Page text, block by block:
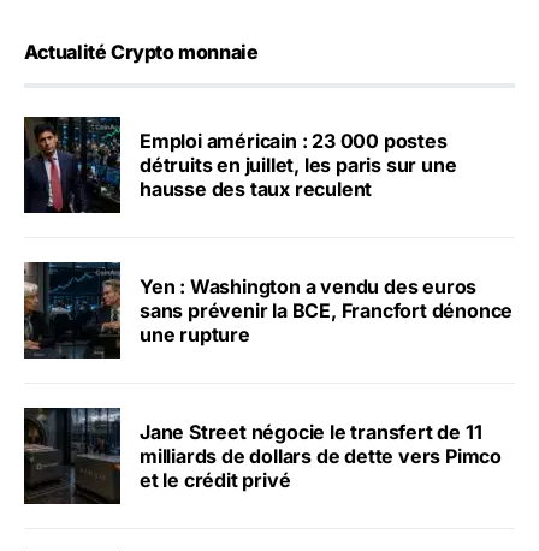
Actualité Crypto monnaie
Emploi américain : 23 000 postes
détruits en juillet, les paris sur une
hausse des taux reculent
Yen : Washington a vendu des euros
sans prévenir la BCE, Francfort dénonce
une rupture
Jane Street négocie le transfert de 11
milliards de dollars de dette vers Pimco
et le crédit privé